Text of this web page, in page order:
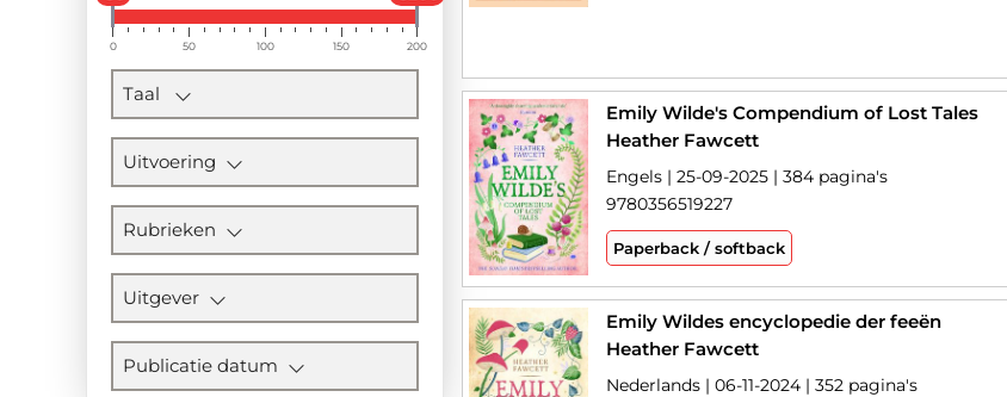
0 50 100 150 200
Taal
Uitvoering
Rubrieken
Uitgever
Publicatie datum
Emily Wilde's Compendium of Lost Tales
Heather Fawcett
Engels | 25-09-2025 | 384 pagina's
9780356519227
Paperback / softback
Emily Wildes encyclopedie der feeën
Heather Fawcett
Nederlands | 06-11-2024 | 352 pagina's